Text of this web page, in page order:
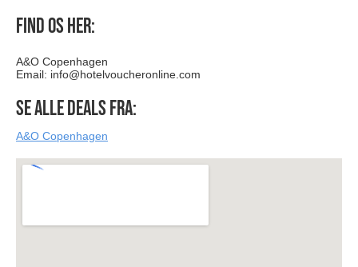
Find os her:
A&O Copenhagen
Email: info@hotelvoucheronline.com
Se alle deals fra:
A&O Copenhagen